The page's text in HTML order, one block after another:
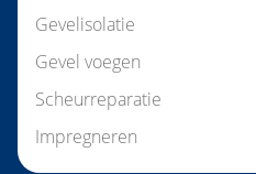
Gevelisolatie
Gevel voegen
Scheurreparatie
Impregneren